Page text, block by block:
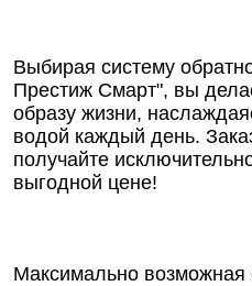
Выбирая систему
Престиж Смарт", вы
образу жизни,
водой каждый день.
получайте
выгодной цене!
Максимально возможная